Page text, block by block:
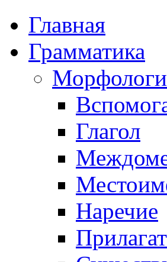
Главная
Грамматика
Глагол
Наречие